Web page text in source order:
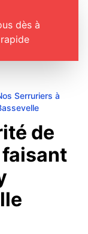
dès à
Serruriers à
de